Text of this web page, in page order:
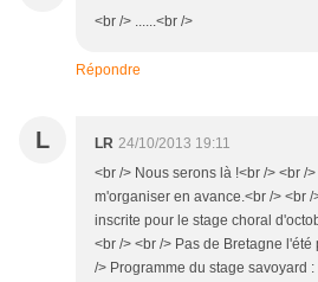
<br /> ......<br />
Répondre
L LR 24/10/2013 19:11
<br /> Nous serons là !<br /> <br /
m'organiser en avance.<br /> <br
inscrite pour le stage choral
<br /> <br /> Pas de Bretagne
/> Programme du stage savoyard